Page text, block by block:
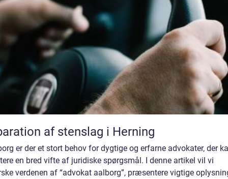
af stenslag i Herning
er der et stort behov for dygtige og erfarne advokater, der
en bred vifte af juridiske spørgsmål. I denne artikel vil vi
verdenen af “advokat aalborg”, præsentere vigtige